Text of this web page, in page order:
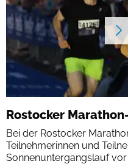
Rostocker Marathon-
Bei der Rostocker
Teilnehmerinnen und
Sonnenuntergangslauf vor